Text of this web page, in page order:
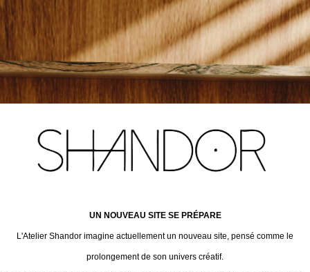
UN NOUVEAU SITE SE PRÉPARE
L'Atelier Shandor imagine actuellement un nouveau site, pensé comme le
prolongement de son univers créatif.